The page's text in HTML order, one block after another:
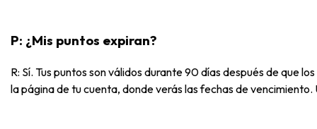
P: ¿Mis puntos expiran?
R: Sí. Tus puntos son válidos durante 90 días después de que
la página de tu cuenta, donde verás las fechas de